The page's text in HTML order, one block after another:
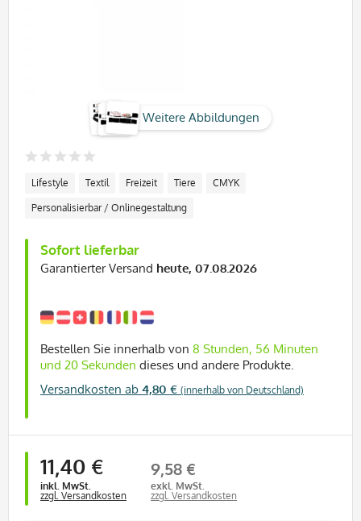
Weitere Abbildungen
Lifestyle Textil Freizeit Tiere CMYK
Personalisierbar / Onlinegestaltung
Sofort lieferbar
Garantierter Versand heute, 07.08.2026
Bestellen Sie innerhalb von 8 Stunden, 56 Minuten
und 20 Sekunden dieses und andere Produkte.
Versandkosten ab 4,80 € (innerhalb von Deutschland)
11,40 €
inkl. MwSt.
zzgl. Versandkosten
9,58 €
exkl. MwSt.
zzgl. Versandkosten